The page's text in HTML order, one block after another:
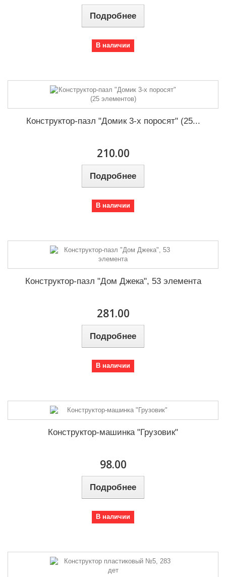
Подробнее
В наличии
Конструктор-пазл "Домик 3-х поросят" (25...
210.00
Подробнее
В наличии
Конструктор-пазл "Дом Джека", 53 элемента
281.00
Подробнее
В наличии
Конструктор-машинка "Грузовик"
98.00
Подробнее
В наличии